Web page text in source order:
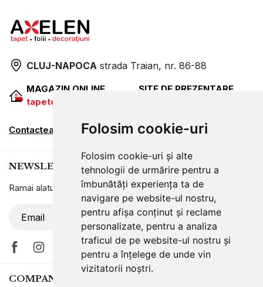
Folosim cookie-uri
Folosim cookie-uri și alte
tehnologii de urmărire pentru a
îmbunătăți experiența ta de
navigare pe website-ul nostru,
pentru afișa conținut și reclame
personalizate, pentru a analiza
traficul de pe website-ul nostru și
pentru a înțelege de unde vin
vizitatorii noștri.
CLUJ-NAPOCA strada Traian, nr. 86-88
MAGAZIN ONLINE
tapetcugarantie.ro
SITE DE PREZENTARE
Contactează-ne
COMPANIA
NEWSLETTER
Ramai alaturi de noi pentru promotii si oferte
ABONARE